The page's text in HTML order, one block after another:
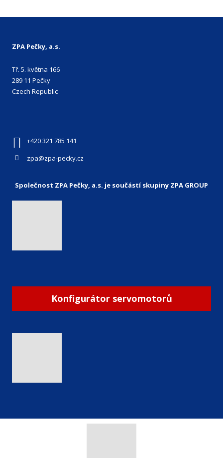
ZPA Pečky, a.s.
Tř. 5. května 166
289 11 Pečky
Czech Republic
+420 321 785 141
zpa@zpa-pecky.cz
Společnost ZPA Pečky, a.s. je součástí skupiny ZPA GROUP
Konfigurátor servomotorů